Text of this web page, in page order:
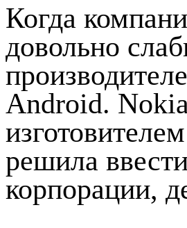
Когда
довольно
Android.
решила
корпорации,